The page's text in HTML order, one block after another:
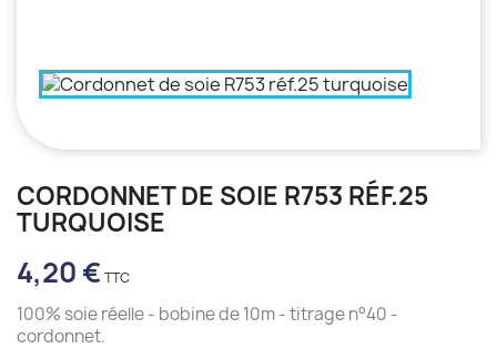
CORDONNET DE SOIE R753 RÉF.25
TURQUOISE
4,20 €
100% soie réelle - bobine de 10m - titrage n°40 -
cordonnet.